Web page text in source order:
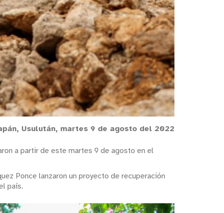
Usulután, martes 9 de agosto del 2022
a partir de este martes 9 de agosto en el
Ponce lanzaron un proyecto de recuperación
país.